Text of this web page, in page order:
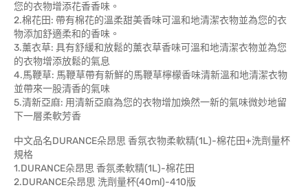
您的衣物增添花香香味。
2.棉花田: 帶有棉花的溫柔甜美香味可溫和地清潔衣物並為您的衣
物添加舒適柔和的香味。
3.薰衣草: 具有舒緩和放鬆的薰衣草香味可溫和地清潔衣物並為您
的衣物增添放鬆的氣息
4.馬鞭草: 馬鞭草帶有新鮮的馬鞭草檸檬香味清新溫和地清潔衣物
並帶來一股清香的氣味
5.清新亞麻: 用清新亞麻為您的衣物增加煥然一新的氣味微妙地留
下一層柔軟芳香
中文品名DURANCE朵昂思 香氛衣物柔軟精(1L)-棉花田+洗劑量杯
規格
1.DURANCE朵昂思 香氛柔軟精(1L)-棉花田
2.DURANCE朵昂思 洗劑量杯(40ml)-410版